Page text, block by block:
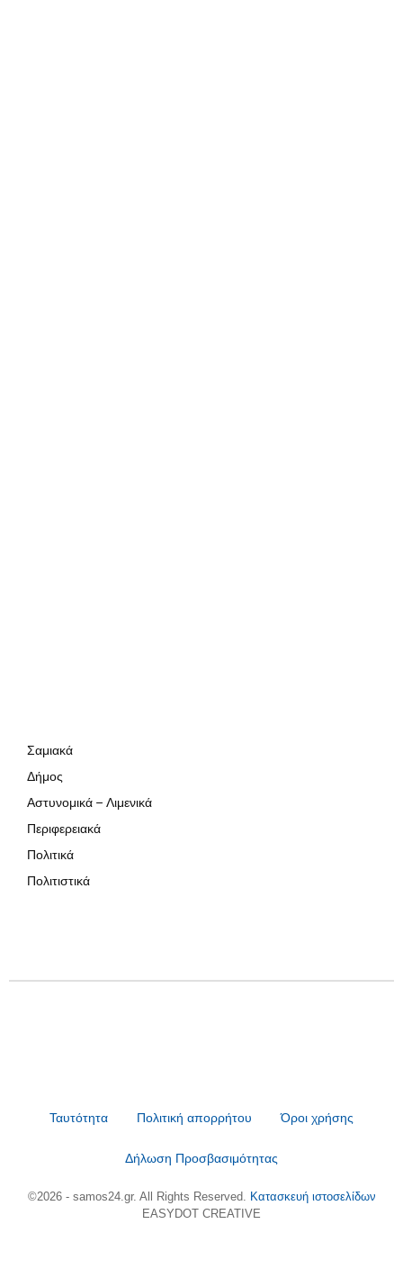
Σαμιακά
Δήμος
Αστυνομικά – Λιμενικά
Περιφερειακά
Πολιτικά
Πολιτιστικά
Ταυτότητα Πολιτική απορρήτου Όροι χρήσης
Δήλωση Προσβασιμότητας
©2026 - samos24.gr. All Rights Reserved. Κατασκευή ιστοσελίδων
EASYDOT CREATIVE